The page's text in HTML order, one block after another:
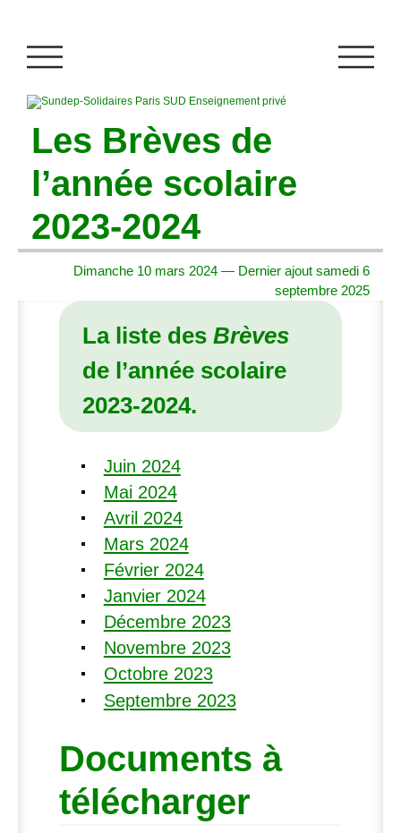
Les Brèves de
l’année scolaire
2023-2024
Dimanche 10 mars 2024 — Dernier ajout samedi 6
septembre 2025
La liste des Brèves
de l’année scolaire
2023-2024.
Juin 2024
Mai 2024
Avril 2024
Mars 2024
Février 2024
Janvier 2024
Décembre 2023
Novembre 2023
Octobre 2023
Septembre 2023
Documents à
télécharger